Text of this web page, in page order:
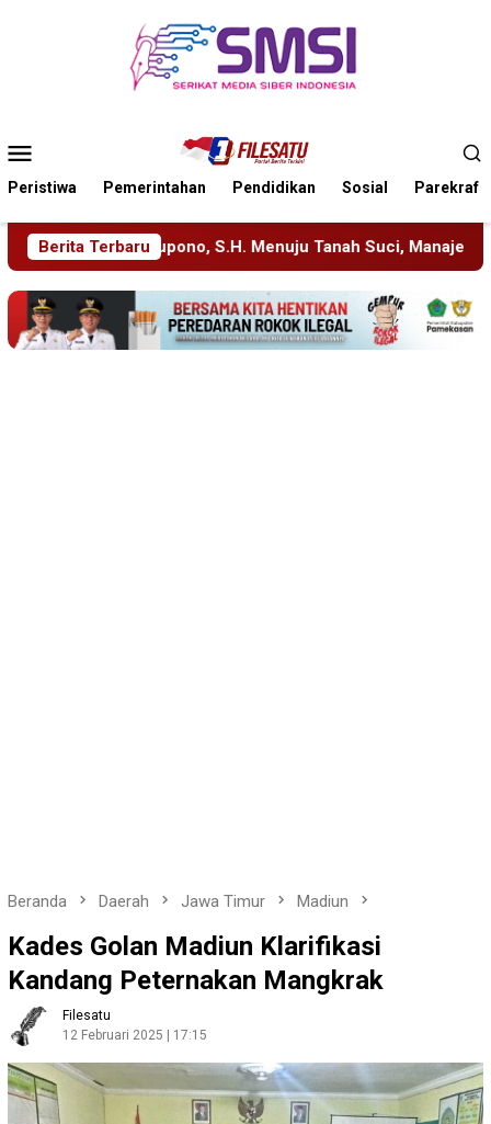
Mobile
Peristiwa Pemerintahan Pendidikan Sosial Parekraf
Berita Terbaru
Tanah Suci, Manajemen Pastikan Pelayanan Berita Tetap
Beranda Daerah Jawa Timur Madiun
Kades Golan Madiun Klarifikasi
Kandang Peternakan Mangkrak
Filesatu
12 Februari 2025 | 17:15